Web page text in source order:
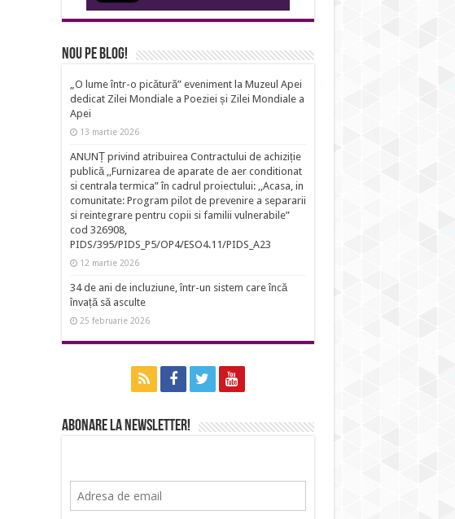
Nou pe Blog!
„O lume într-o picătură” eveniment la Muzeul Apei
dedicat Zilei Mondiale a Poeziei și Zilei Mondiale a
Apei
13 martie 2026
ANUNȚ privind atribuirea Contractului de achiziție
publică ,,Furnizarea de aparate de aer conditionat
si centrala termica” în cadrul proiectului: ,,Acasa, in
comunitate: Program pilot de prevenire a separarii
si reintegrare pentru copii si familii vulnerabile”
cod 326908,
PIDS/395/PIDS_P5/OP4/ESO4.11/PIDS_A23
12 martie 2026
34 de ani de incluziune, într-un sistem care încă
învață să asculte
25 februarie 2026
Abonare la newsletter!